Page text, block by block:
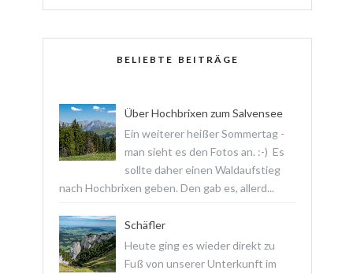
BELIEBTE BEITRÄGE
Über Hochbrixen zum Salvensee
Ein weiterer heißer Sommertag -
man sieht es den Fotos an. :-) Es
sollte daher einen Waldaufstieg
nach Hochbrixen geben. Den gab es, allerd...
Schäfler
Heute ging es wieder direkt zu
Fuß von unserer Unterkunft im